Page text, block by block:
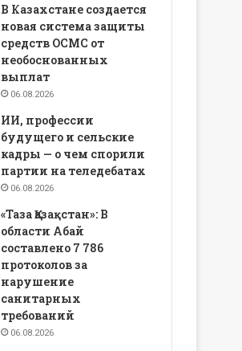
В Казахстане создается
новая система защиты
средств ОСМС от
необоснованных
выплат
06.08.2026
ИИ, профессии
будущего и сельские
кадры — о чем спорили
партии на теледебатах
06.08.2026
«Таза Қазақстан»: В
области Абай
составлено 7 786
протоколов за
нарушение
санитарных
требований
06.08.2026